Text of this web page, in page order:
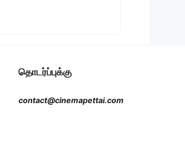
தொடர்ப்புக்கு
contact@cinemapettai.com